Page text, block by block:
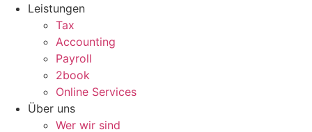
Zum
wechseln
Leistungen
Tax
Accounting
Payroll
2book
Online Services
Über uns
Wer wir sind